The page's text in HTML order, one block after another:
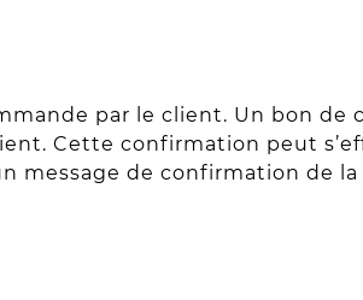
par le client. Un bon
Cette confirmation peut
message de confirmation de